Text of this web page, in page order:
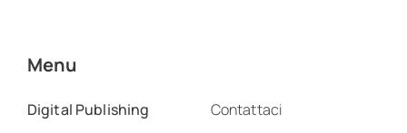
Menu
Digital Publishing
Contattaci